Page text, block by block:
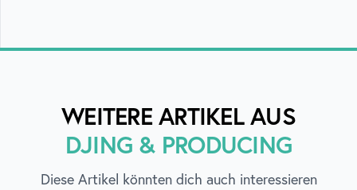
WEITERE ARTIKEL AUS
DJING & PRODUCING
Diese Artikel könnten dich auch interessieren